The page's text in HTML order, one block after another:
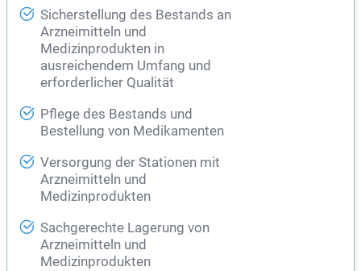
Sicherstellung des Bestands an
Arzneimitteln und
Medizinprodukten in
ausreichendem Umfang und
erforderlicher Qualität
Pflege des Bestands und
Bestellung von Medikamenten
Versorgung der Stationen mit
Arzneimitteln und
Medizinprodukten
Sachgerechte Lagerung von
Arzneimitteln und
Medizinprodukten